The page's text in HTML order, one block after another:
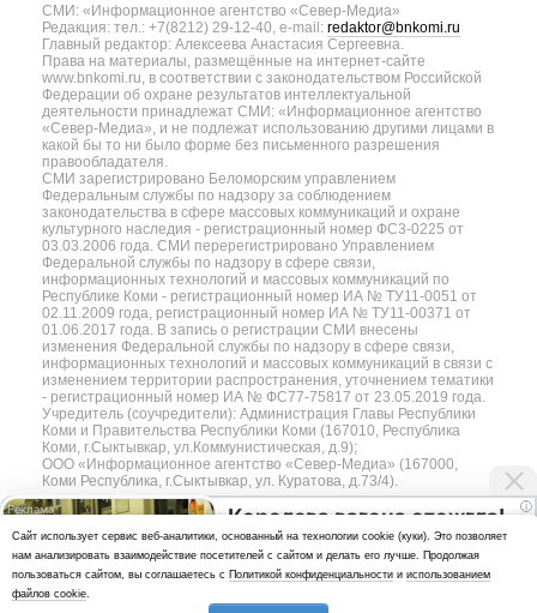
СМИ: «Информационное агентство «Север-Медиа»
Редакция: тел.: +7(8212) 29-12-40, e-mail: redaktor@bnkomi.ru
Главный редактор: Алексеева Анастасия Сергеевна.
Права на материалы, размещённые на интернет-сайте
www.bnkomi.ru, в соответствии с законодательством Российской
Федерации об охране результатов интеллектуальной
деятельности принадлежат СМИ: «Информационное агентство
«Север-Медиа», и не подлежат использованию другими лицами в
какой бы то ни было форме без письменного разрешения
правообладателя.
СМИ зарегистрировано Беломорским управлением
Федеральным службы по надзору за соблюдением
законодательства в сфере массовых коммуникаций и охране
культурного наследия - регистрационный номер ФС3-0225 от
03.03.2006 года. СМИ перерегистрировано Управлением
Федеральной службы по надзору в сфере связи,
информационных технологий и массовых коммуникаций по
Республике Коми - регистрационный номер ИА № ТУ11-0051 от
02.11.2009 года, регистрационный номер ИА № ТУ11-00371 от
01.06.2017 года. В запись о регистрации СМИ внесены
изменения Федеральной службы по надзору в сфере связи,
информационных технологий и массовых коммуникаций в связи с
изменением территории распространения, уточнением тематики
- регистрационный номер ИА № ФС77-75817 от 23.05.2019 года.
Учредитель (соучредители): Администрация Главы Республики
Коми и Правительства Республики Коми (167010, Республика
Коми, г.Сыктывкар, ул.Коммунистическая, д.9);
ООО «Информационное агентство «Север-Медиа» (167000,
Коми Республика, г.Сыктывкар, ул. Куратова, д.73/4).
Разработка сайта — web-студия «Цифровой Век»
i
Королева вагона отожгла!
Видео не оставит
равнодушным
Политика
конфиденциальности
Использование аналитики и файлов куки
Cайт использует сервис веб-аналитики, основанный на технологии cookie (куки). Это позволяет
нам анализировать взаимодействие посетителей с сайтом и делать его лучше. Продолжая
пользоваться сайтом, вы соглашаетесь с Политикой конфиденциальности и использованием
файлов cookie.